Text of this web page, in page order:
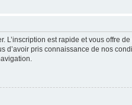
L’inscription est rapide et vous offre
d’avoir pris connaissance de nos